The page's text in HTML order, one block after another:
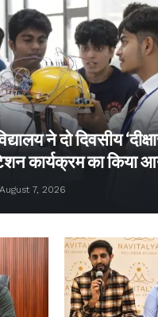
ने दो दिवसीय
कार्यक्रम का किया
7, 2026